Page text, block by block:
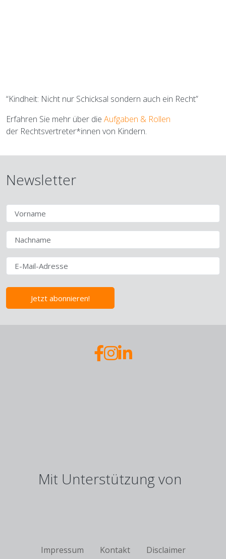
“Kindheit: Nicht nur Schicksal sondern auch ein Recht”
Erfahren Sie mehr über die Aufgaben & Rollen
der Rechtsvertreter*innen von Kindern.
Newsletter
Jetzt abonnieren!
Mit Unterstützung von
FußzeileImpressum Kontakt Disclaimer